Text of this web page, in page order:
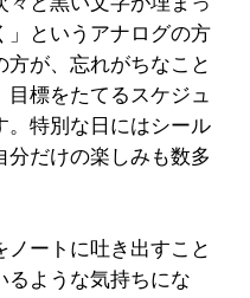
」というアナログの方
が、忘れがちなこと
目標をたてるスケジュ
。特別な日にはシール
分だけの楽しみも数多
ートに吐き出すこと
るような気持ちにな